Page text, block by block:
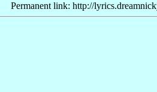
Permanent link: http://